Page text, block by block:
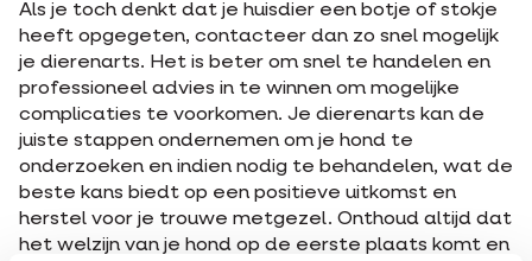
Als je toch denkt dat je huisdier een botje of stokje
heeft opgegeten, contacteer dan zo snel mogelijk
je dierenarts. Het is beter om snel te handelen en
professioneel advies in te winnen om mogelijke
complicaties te voorkomen. Je dierenarts kan de
juiste stappen ondernemen om je hond te
onderzoeken en indien nodig te behandelen, wat de
beste kans biedt op een positieve uitkomst en
herstel voor je trouwe metgezel. Onthoud altijd dat
het welzijn van je hond op de eerste plaats komt en